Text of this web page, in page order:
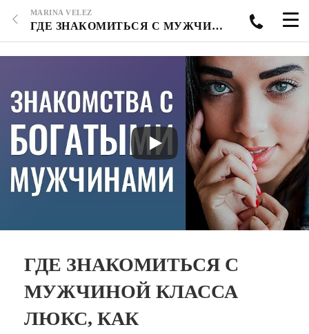
MARINA VELEZ
ГДЕ ЗНАКОМИТЬСЯ С МУЖЧИНОЙ КЛАССА ЛЮКС, КАК ЗНАКОМИТЬСЯ?
ГДЕ ЗНАКОМИТЬСЯ С
МУЖЧИНОЙ КЛАССА
ЛЮКС, КАК